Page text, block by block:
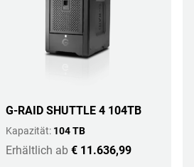
G-RAID SHUTTLE 4 104TB
Kapazität: 104 TB
Erhältlich ab € 11.636,99